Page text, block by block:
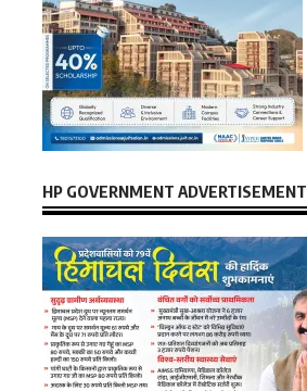
HP GOVERNMENT ADVERTISEMENT